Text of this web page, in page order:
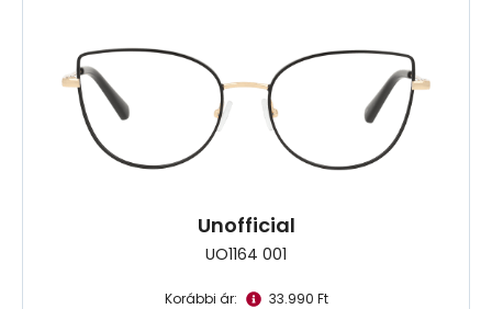
Unofficial
UO1164 001
Korábbi ár: 33.990 Ft